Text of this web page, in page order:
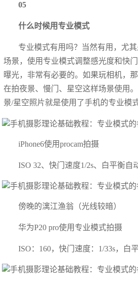
05
什么时候用专业模式
专业模式有用吗？当然有用，尤
场景，使用专业模式调整感光度和快
曝光，非常有必要的。如果玩相机，
在拍夜景、慢门、星空这样场景使用
景/星空照片就是使用了手机的专业模
iPhone6使用procam拍摄
ISO 32、快门速度1/2s、白平衡自
傍晚的漓江渔翁（光线较暗）
华为P20 pro使用专业模式拍摄
ISO：160，快门速度：1/33s，白